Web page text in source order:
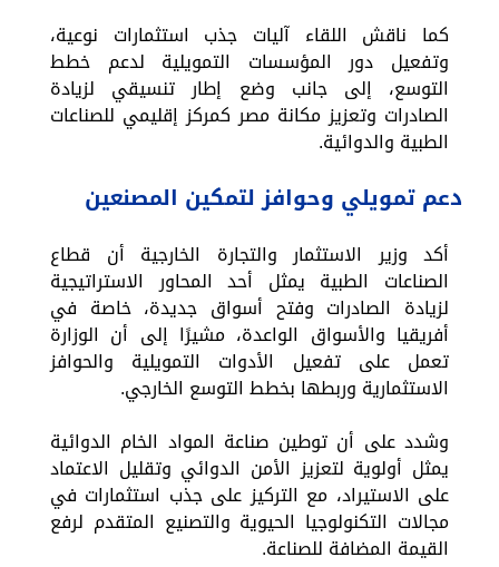
كما ناقش اللقاء آليات جذب استثمارات نوعية،
وتفعيل دور المؤسسات التمويلية لدعم خطط
التوسع، إلى جانب وضع إطار تنسيقي لزيادة
الصادرات وتعزيز مكانة مصر كمركز إقليمي للصناعات
الطبية والدوائية.
دعم تمويلي وحوافز لتمكين المصنعين
أكد وزير الاستثمار والتجارة الخارجية أن قطاع
الصناعات الطبية يمثل أحد المحاور الاستراتيجية
لزيادة الصادرات وفتح أسواق جديدة، خاصة في
أفريقيا والأسواق الواعدة، مشيرًا إلى أن الوزارة
تعمل على تفعيل الأدوات التمويلية والحوافز
الاستثمارية وربطها بخطط التوسع الخارجي.
وشدد على أن توطين صناعة المواد الخام الدوائية
يمثل أولوية لتعزيز الأمن الدوائي وتقليل الاعتماد
على الاستيراد، مع التركيز على جذب استثمارات في
مجالات التكنولوجيا الحيوية والتصنيع المتقدم لرفع
القيمة المضافة للصناعة.